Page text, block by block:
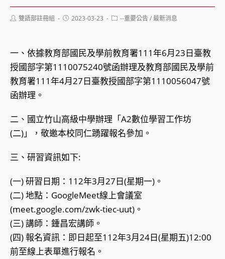
Post雙語部註冊組
Post2023-03-23
Post--重要公告/最新消息
一、依據教育部國民及學前教育署111年6月23日臺教
授國部字第1110075240號函辦理及教育部國民及學前
教育署111年4月27日臺教授國部字第1110056047號
函辦理。
二、國立竹山高級中學辦理「A2數位學習工作坊
(二)」，敬邀本校同仁踴躍報名參加。
三、研習資訊如下:
(一) 研習日期：112年3月27日(星期一)。
(二) 地點：GoogleMeet線上會議室
(meet.google.com/zwk-tiec-uut)。
(三) 講師：鍾昌宏講師。
(四) 報名資訊：即日起至112年3月24日(星期五)12:00
前至線上表單進行報名。